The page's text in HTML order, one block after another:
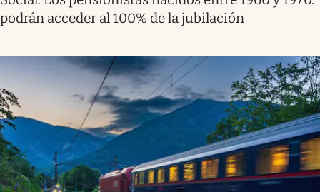
podrán acceder al 100% de la jubilación